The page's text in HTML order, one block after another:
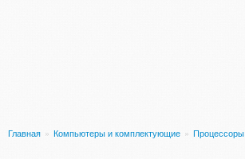
Главная » Компьютеры и комплектующие » Процессоры